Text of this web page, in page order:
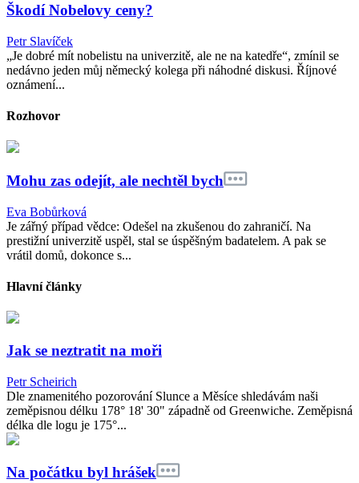
Škodí Nobelovy ceny?
Petr Slavíček
„Je dobré mít nobelistu na univerzitě, ale ne na katedře“, zmínil se
nedávno jeden můj německý kolega při náhodné diskusi. Říjnové
oznámení...
Rozhovor
Mohu zas odejít, ale nechtěl bych
Eva Bobůrková
Je zářný případ vědce: Odešel na zkušenou do zahraničí. Na
prestižní univerzitě uspěl, stal se úspěšným badatelem. A pak se
vrátil domů, dokonce s...
Hlavní články
Jak se neztratit na moři
Petr Scheirich
Dle znamenitého pozorování Slunce a Měsíce shledávám naši
zeměpisnou délku 178° 18' 30" západně od Greenwiche. Zeměpisná
délka dle logu je 175°...
Na počátku byl hrášek